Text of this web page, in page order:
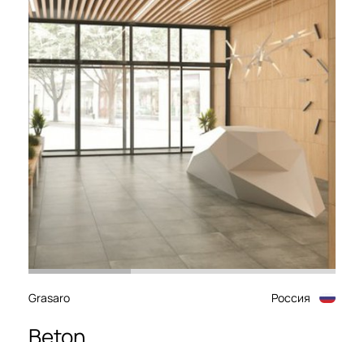
Grasaro Россия